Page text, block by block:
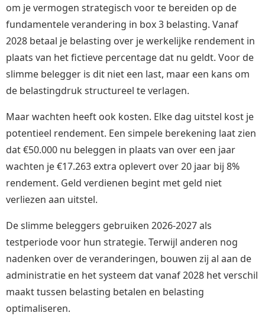
om je vermogen strategisch voor te bereiden op de
fundamentele verandering in box 3 belasting. Vanaf
2028 betaal je belasting over je werkelijke rendement in
plaats van het fictieve percentage dat nu geldt. Voor de
slimme belegger is dit niet een last, maar een kans om
de belastingdruk structureel te verlagen.
Maar wachten heeft ook kosten. Elke dag uitstel kost je
potentieel rendement. Een simpele berekening laat zien
dat €50.000 nu beleggen in plaats van over een jaar
wachten je €17.263 extra oplevert over 20 jaar bij 8%
rendement. Geld verdienen begint met geld niet
verliezen aan uitstel.
De slimme beleggers gebruiken 2026-2027 als
testperiode voor hun strategie. Terwijl anderen nog
nadenken over de veranderingen, bouwen zij al aan de
administratie en het systeem dat vanaf 2028 het verschil
maakt tussen belasting betalen en belasting
optimaliseren.